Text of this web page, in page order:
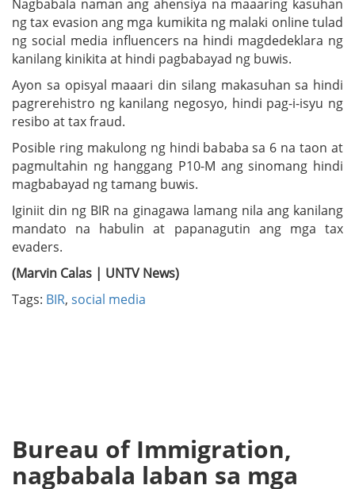
Nagbabala naman ang ahensiya na maaaring kasuhan
ng tax evasion ang mga kumikita ng malaki online tulad
ng social media influencers na hindi magdedeklara ng
kanilang kinikita at hindi pagbabayad ng buwis.
Ayon sa opisyal maaari din silang makasuhan sa hindi
pagrerehistro ng kanilang negosyo, hindi pag-i-isyu ng
resibo at tax fraud.
Posible ring makulong ng hindi bababa sa 6 na taon at
pagmultahin ng hanggang P10-M ang sinomang hindi
magbabayad ng tamang buwis.
Iginiit din ng BIR na ginagawa lamang nila ang kanilang
mandato na habulin at papanagutin ang mga tax
evaders.
(Marvin Calas | UNTV News)
Tags: BIR, social media
Bureau of Immigration,
nagbabala laban sa mga